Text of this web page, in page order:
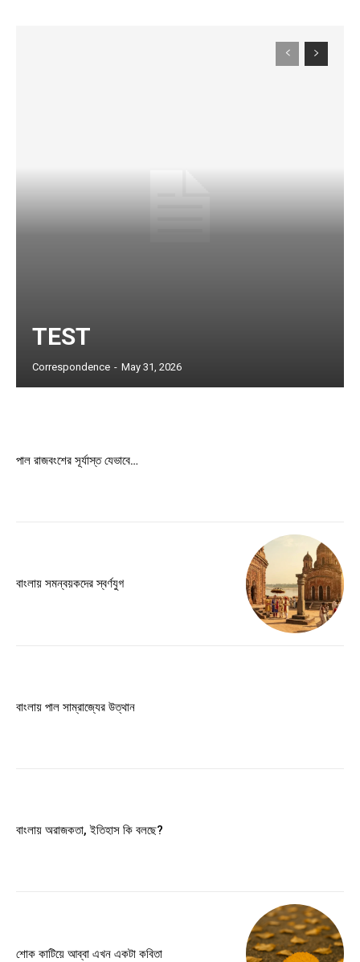
Free limited access
Praesent euismod ac
Praesent euismod ac
TEST
Correspondence - May 31, 2026
পাল রাজবংশের সূর্যাস্ত যেভাবে…
বাংলায় সমন্বয়কদের স্বর্ণযুগ
বাংলায় পাল সাম্রাজ্যের উত্থান
বাংলায় অরাজকতা, ইতিহাস কি বলছে?
শোক কাটিয়ে আব্বা এখন একটা কবিতা